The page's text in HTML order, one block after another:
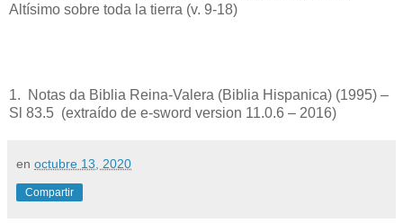
Altísimo sobre toda la tierra (v. 9-18)
1. Notas da Biblia Reina-Valera (Biblia Hispanica) (1995) –
Sl 83.5 (extraído de e-sword version 11.0.6 – 2016)
en octubre 13, 2020
Compartir